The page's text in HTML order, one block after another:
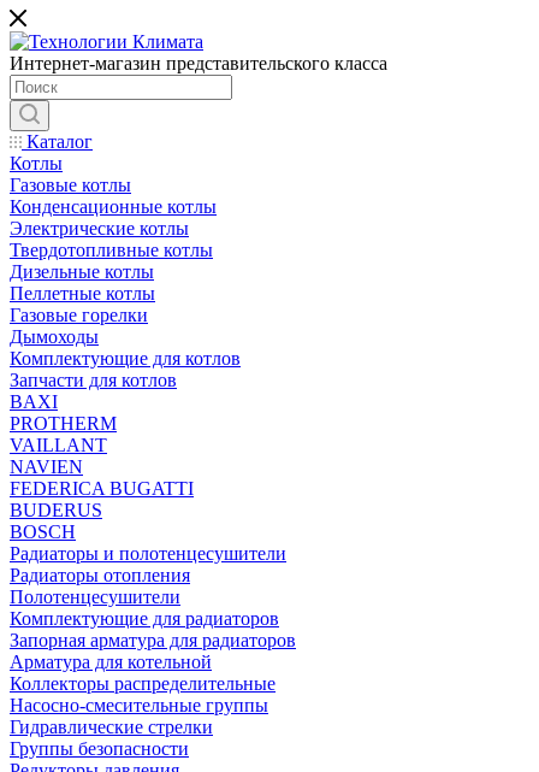
Интернет-магазин представительского класса
Каталог
Котлы
Газовые котлы
Конденсационные котлы
Электрические котлы
Твердотопливные котлы
Дизельные котлы
Пеллетные котлы
Газовые горелки
Дымоходы
Комплектующие для котлов
Запчасти для котлов
BAXI
PROTHERM
VAILLANT
NAVIEN
FEDERICA BUGATTI
BUDERUS
BOSCH
Радиаторы и полотенцесушители
Радиаторы отопления
Полотенцесушители
Комплектующие для радиаторов
Запорная арматура для радиаторов
Арматура для котельной
Коллекторы распределительные
Насосно-смесительные группы
Гидравлические стрелки
Группы безопасности